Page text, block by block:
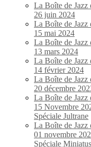
La Boîte de Jazz
26 juin 2024
La Boîte de Jazz
15 mai 2024
La Boîte de Jazz
13 mars 2024
La Boîte de Jazz
14 février 2024
La Boîte de Jazz
20 décembre
La Boîte de Jazz
15 Novembre
Spéciale Jultrane
La Boîte de Jazz
01 novembre
Spéciale